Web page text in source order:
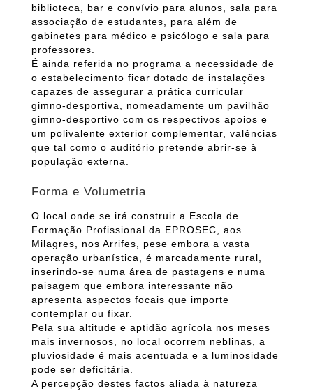
biblioteca, bar e convívio para alunos, sala para
associação de estudantes, para além de
gabinetes para médico e psicólogo e sala para
professores.
É ainda referida no programa a necessidade de
o estabelecimento ficar dotado de instalações
capazes de assegurar a prática curricular
gimno-desportiva, nomeadamente um pavilhão
gimno-desportivo com os respectivos apoios e
um polivalente exterior complementar, valências
que tal como o auditório pretende abrir-se à
população externa.
Forma e Volumetria
O local onde se irá construir a Escola de
Formação Profissional da EPROSEC, aos
Milagres, nos Arrifes, pese embora a vasta
operação urbanística, é marcadamente rural,
inserindo-se numa área de pastagens e numa
paisagem que embora interessante não
apresenta aspectos focais que importe
contemplar ou fixar.
Pela sua altitude e aptidão agrícola nos meses
mais invernosos, no local ocorrem neblinas, a
pluviosidade é mais acentuada e a luminosidade
pode ser deficitária.
A percepção destes factos aliada à natureza